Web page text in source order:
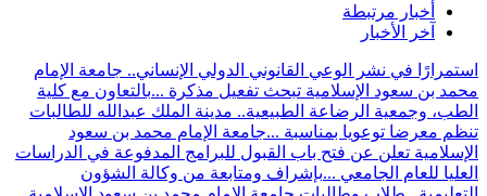
أخبار مرتبطة
آخر الأخبار
استمرارًا في نشر الوعي القانوني الدولي الإنساني.. جامعة الإمام
محمد بن سعود الإسلامية تبحث تفعيل مذكرة ...بالتعاون مع كلية
الطب، وجمعية الرضاعة الطبيعية.. مدينة الملك عبدالله للطالبات
تنظم معرضا توعويا بمناسبة ...جامعة الإمام محمد بن سعود
الإسلامية تعلن عن فتح باب القبول للبرامج المدفوعة في الدراسات
العليا للعام الجامعي ...بإشراف ومتابعة من وكالة الشؤون